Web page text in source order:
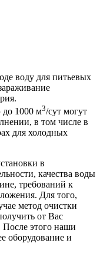
воду для питьевых
до 1000 м3/сут могут
в том числе в
для холодных
в
качества воды
требований к
Для того,
метод очистки
от Вас
После этого наши
оборудование и